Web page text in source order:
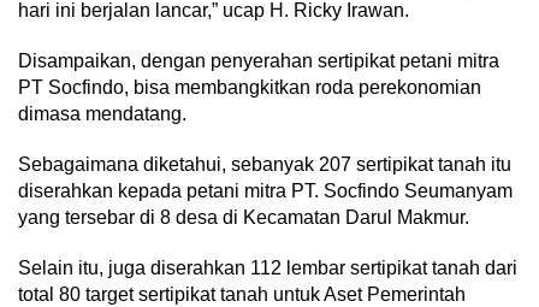
hari ini berjalan lancar,” ucap H. Ricky Irawan.
Disampaikan, dengan penyerahan sertipikat petani mitra
PT Socfindo, bisa membangkitkan roda perekonomian
dimasa mendatang.
Sebagaimana diketahui, sebanyak 207 sertipikat tanah itu
diserahkan kepada petani mitra PT. Socfindo Seumanyam
yang tersebar di 8 desa di Kecamatan Darul Makmur.
Selain itu, juga diserahkan 112 lembar sertipikat tanah dari
total 80 target sertipikat tanah untuk Aset Pemerintah